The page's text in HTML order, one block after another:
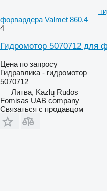
форвардера Valmet 860.4
4
Гидромотор 5070712 для
Цена по запросу
Гидравлика - гидромотор
5070712
Литва, Kazlų Rūdos
Fomisas UAB company
Связаться с продавцом